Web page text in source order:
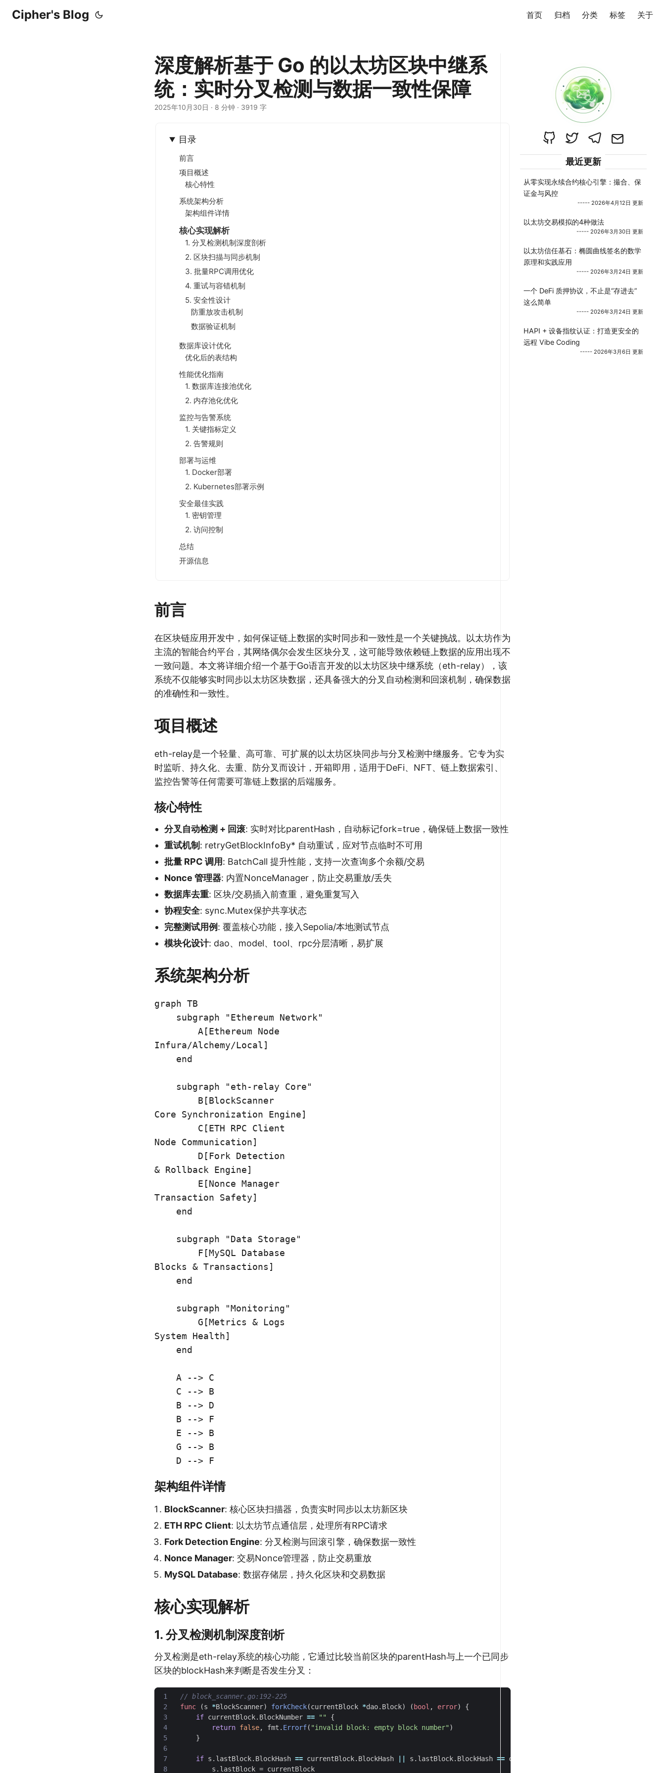
Cipher's Blog 首页 归档 分类 标签 关于
深度解析基于 Go 的以太坊区块中继系
统：实时分叉检测与数据一致性保障
2025年10月30日 · 8 分钟 · 3919 字
目录
前言
项目概述
核心特性
系统架构分析
架构组件详情
核心实现解析
1. 分叉检测机制深度剖析
2. 区块扫描与同步机制
3. 批量RPC调用优化
4. 重试与容错机制
5. 安全性设计
防重放攻击机制
数据验证机制
数据库设计优化
优化后的表结构
性能优化指南
1. 数据库连接池优化
2. 内存池化优化
监控与告警系统
1. 关键指标定义
2. 告警规则
部署与运维
1. Docker部署
2. Kubernetes部署示例
安全最佳实践
1. 密钥管理
2. 访问控制
总结
开源信息
前言
在区块链应用开发中，如何保证链上数据的实时同步和一致性是一个关键挑战。以太坊作为
主流的智能合约平台，其网络偶尔会发生区块分叉，这可能导致依赖链上数据的应用出现不
一致问题。本文将详细介绍一个基于Go语言开发的以太坊区块中继系统（eth-relay），该
系统不仅能够实时同步以太坊区块数据，还具备强大的分叉自动检测和回滚机制，确保数据
的准确性和一致性。
项目概述
eth-relay是一个轻量、高可靠、可扩展的以太坊区块同步与分叉检测中继服务。它专为实
时监听、持久化、去重、防分叉而设计，开箱即用，适用于DeFi、NFT、链上数据索引、
监控告警等任何需要可靠链上数据的后端服务。
核心特性
分叉自动检测 + 回滚: 实时对比parentHash，自动标记fork=true，确保链上数据一致性
重试机制 : retryGetBlockInfoBy* 自动重试，应对节点临时不可用
批量 RPC 调用: BatchCall 提升性能，支持一次查询多个余额/交易
Nonce 管理器: 内置NonceManager，防止交易重放/丢失
数据库去重: 区块/交易插入前查重，避免重复写入
协程安全: sync.Mutex保护共享状态
完整测试用例: 覆盖核心功能，接入Sepolia/本地测试节点
模块化设计: dao、model、tool、rpc分层清晰，易扩展
系统架构分析
graph TB
    subgraph "Ethereum Network"
        A[Ethereum Node
Infura/Alchemy/Local]
    end
    subgraph "eth-relay Core"
        B[BlockScanner
Core Synchronization Engine]
        C[ETH RPC Client
Node Communication]
        D[Fork Detection
& Rollback Engine]
        E[Nonce Manager
Transaction Safety]
    end
    subgraph "Data Storage"
        F[MySQL Database
Blocks & Transactions]
    end
    subgraph "Monitoring"
        G[Metrics & Logs
System Health]
    end
    A --> C
    C --> B
    B --> D
    B --> F
    E --> B
    G --> B
    D --> F
架构组件详情
BlockScanner: 核心区块扫描器，负责实时同步以太坊新区块
ETH RPC Client: 以太坊节点通信层，处理所有RPC请求
Fork Detection Engine: 分叉检测与回滚引擎，确保数据一致性
Nonce Manager: 交易Nonce管理器，防止交易重放
MySQL Database: 数据存储层，持久化区块和交易数据
核心实现解析
1. 分叉检测机制深度剖析
分叉检测是eth-relay系统的核心功能，它通过比较当前区块的parentHash与上一个已同步
区块的blockHash来判断是否发生分叉：
1
// block_scanner.go:192-225
2
func (s *BlockScanner) forkCheck(currentBlock *dao. Block) ( bool , error)
{
3
if currentBlock. BlockNumber == ""
{
4
return false, fmt . Errorf( "invalid block: empty block number")
5
}
6
7
if s . lastBlock. BlockHash == currentBlock. BlockHash s . lastBlock. BlockHash == currentBlock
8
s . lastBlock = currentBlock
最近更新
从零实现永续合约核心引擎：撮合、保
证金与风控
----- 2026年4月12日 更新
以太坊交易模拟的4种做法
----- 2026年3月30日 更新
以太坊信任基石：椭圆曲线签名的数学
原理和实践应用
----- 2026年3月24日 更新
一个 DeFi 质押协议，不止是“存进去”
这么简单
----- 2026年3月24日 更新
HAPI + 设备指纹认证：打造更安全的
远程 Vibe Coding
----- 2026年3月6日 更新